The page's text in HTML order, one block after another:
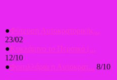
●Φύτευση Αυτοκρατορικής...
23/02
● Κυκλάμινο το Περσικό (...
12/10
●Φριτιλλάρια η Αυτοκρατ... 8/10